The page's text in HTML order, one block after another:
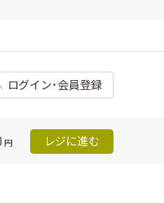
ログイン･会員登録
円 レジに進む